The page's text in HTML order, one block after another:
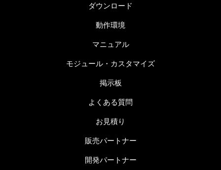
ダウンロード
動作環境
マニュアル
モジュール・カスタマイズ
掲示板
よくある質問
お見積り
販売パートナー
開発パートナー